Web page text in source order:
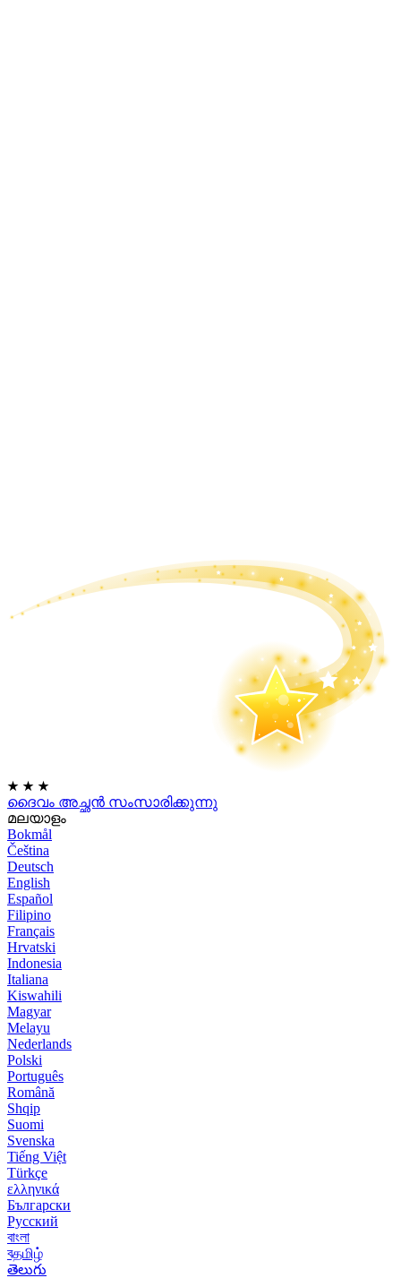
★ ★ ★
ദൈവം അച്ഛൻ സംസാരിക്കുന്നു
മലയാളം
Bokmål
Čeština
Deutsch
English
Español
Filipino
Français
Hrvatski
Indonesia
Italiana
Kiswahili
Magyar
Melayu
Nederlands
Polski
Português
Română
Shqip
Suomi
Svenska
Tiếng Việt
Türkçe
ελληνικά
Български
Русский
বাংলা
বதமிழ்
తెలుగు